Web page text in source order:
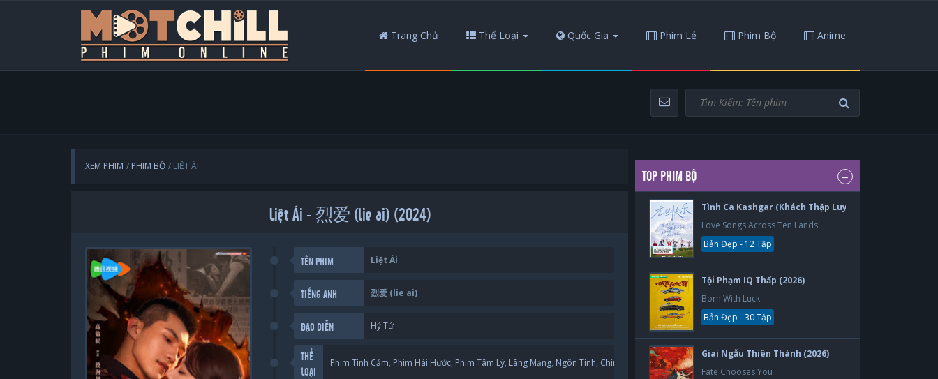
Trang Chủ Thể Loại Quốc Gia Phim Lẻ Phim Bộ Anime
XEM PHIM PHIM BỘ LIỆT ÁI
Liệt Ái - 烈爱 (lie ai) (2024)
TÊN PHIM Liệt Ái
TIẾNG ANH 烈爱 (lie ai)
ĐẠO DIỄN Hỷ Tử
THỂ
LOẠI
Phim Tình Cảm, Phim Hài Hước, Phim Tâm Lý, Lãng Mạng, Ngôn Tình, Chính Kịch
TOP PHIM BỘ
Tình Ca Kashgar (Khách Thập Luyến Ca) (2026)
Love Songs Across Ten Lands
Bản Đẹp - 12 Tập
Tội Phạm IQ Thấp (2026)
Born With Luck
Bản Đẹp - 30 Tập
Giai Ngẫu Thiên Thành (2026)
Fate Chooses You